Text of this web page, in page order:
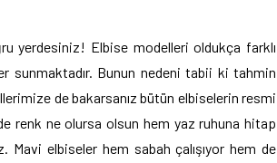
yerdesiniz! Elbise modelleri oldukça farklı
sunmaktadır. Bunun nedeni tabii ki tahmin
de bakarsanız bütün elbiselerin resmi
renk ne olursa olsun hem yaz ruhuna hitap
Mavi elbiseler hem sabah çalışıyor hem de